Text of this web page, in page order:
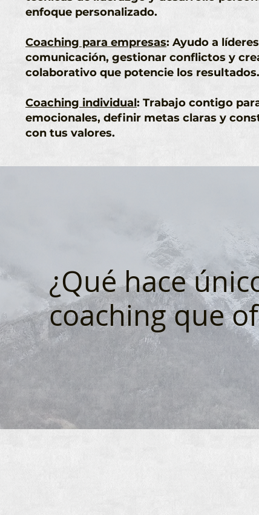
enfoque personalizado.
Coaching para empresas: Ayudo a
comunicación, gestionar conflictos y
colaborativo que potencie los resultados. ​
Coaching individual: Trabajo contigo
emocionales, definir metas claras y
con tus valores.
¿Qué hace
coaching que